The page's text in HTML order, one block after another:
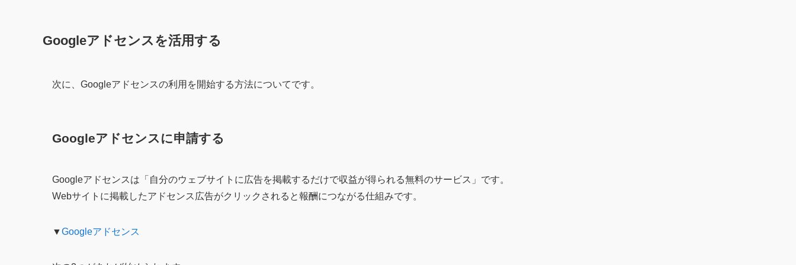
Googleアドセンスを活用する
次に、Googleアドセンスの利用を開始する方法についてです。
Googleアドセンスに申請する
Googleアドセンスは「自分のウェブサイトに広告を掲載するだけで収益が得られる無料のサービス」です。
Webサイトに掲載したアドセンス広告がクリックされると報酬につながる仕組みです。
▼Googleアドセンス